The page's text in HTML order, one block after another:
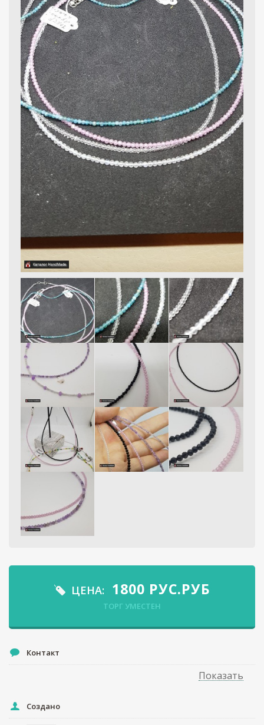
ЦЕНА: 1800 РУС.РУБ
ТОРГ УМЕСТЕН
Контакт
Показать
Создано